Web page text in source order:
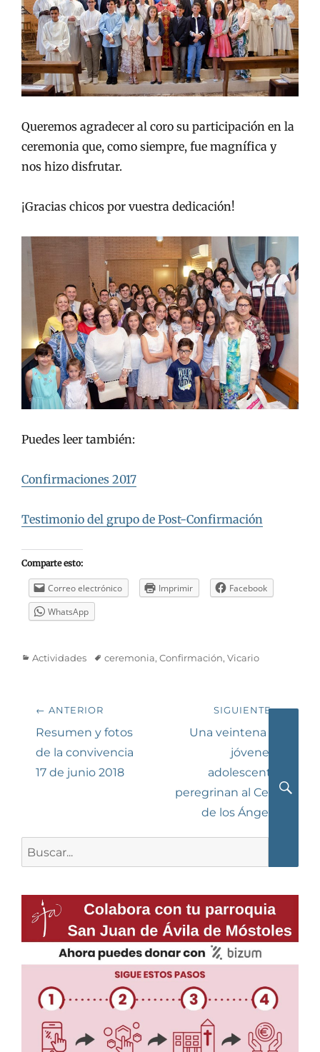
Queremos agradecer al coro su participación en la
ceremonia que, como siempre, fue magnífica y
nos hizo disfrutar.
¡Gracias chicos por vuestra dedicación!
Puedes leer también:
Confirmaciones 2017
Testimonio del grupo de Post-Confirmación
Comparte esto:
Correo electrónico Imprimir
Facebook
WhatsApp
Categorías
Actividades Etiquetas
ceremonia, Confirmación, Vicario
Navegación
de
entradas
← ANTERIOR
Entrada
anterior:
Resumen y fotos
de la convivencia
17 de junio 2018
SIGUIENTE →
Siguiente
Una veintena de
jóvenes y
adolescentes
peregrinan al Cerro
de los Ángeles